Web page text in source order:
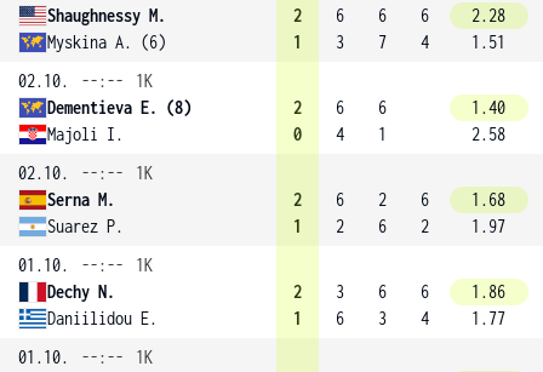
Shaughnessy M.
Myskina A. (6)
2
1
6
3
6
7
6
4
2.28
1.51
02.10.
--:--
1K
Dementieva E. (8)
Majoli I.
2
0
6
4
6
1
1.40
2.58
02.10.
--:--
1K
Serna M.
Suarez P.
2
1
6
2
2
6
6
2
1.68
1.97
01.10.
--:--
1K
Dechy N.
Daniilidou E.
2
1
3
6
6
3
6
4
1.86
1.77
01.10.
--:--
1K